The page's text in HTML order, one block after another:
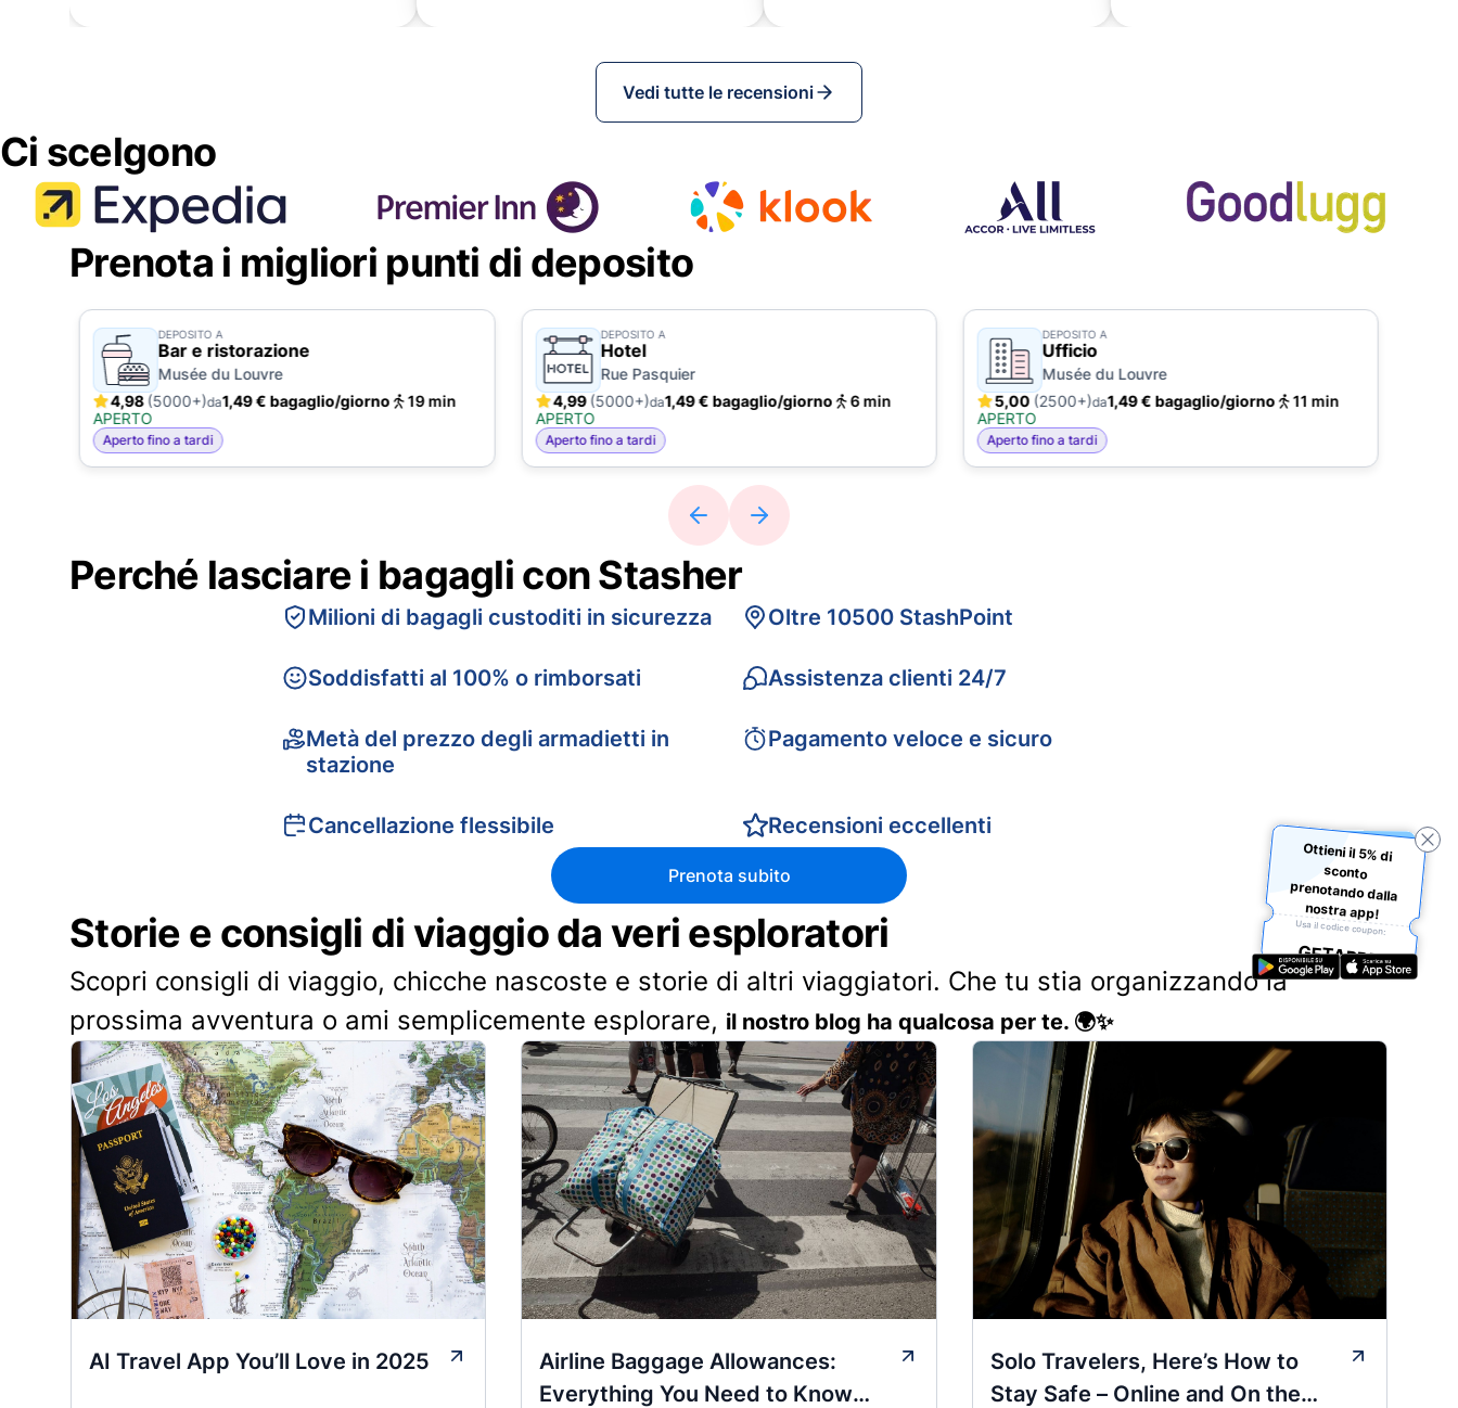
Vedi tutte le recensioni
Ci scelgono
Prenota i migliori punti di deposito
DEPOSITO A
Bar e ristorazione
Musée du Louvre
4,98(5000+)da1,49 € bagaglio/giorno
19 min
APERTO
Aperto fino a tardi
DEPOSITO A
Hotel
Rue Pasquier
4,99(5000+)da1,49 € bagaglio/giorno
6 min
APERTO
Aperto fino a tardi
DEPOSITO A
Ufficio
Musée du Louvre
5,00 (2500+)da1,49 € bagaglio/giorno
11 min
APERTO
Aperto fino a tardi
Perché lasciare i bagagli con Stasher
Milioni di bagagli custoditi in sicurezza
Soddisfatti al 100% o rimborsati
Metà del prezzo degli armadietti in
stazione
Cancellazione flessibile
Oltre 10500 StashPoint
Assistenza clienti 24/7
Pagamento veloce e sicuro
Recensioni eccellenti
Prenota subito
Storie e consigli di viaggio da veri esploratori
Scopri consigli di viaggio, chicche nascoste e storie di altri viaggiatori. Che tu stia organizzando la
prossima avventura o ami semplicemente esplorare, il nostro blog ha qualcosa per te. 🌍✨
AI Travel App You’ll Love in 2025
Airline Baggage Allowances:
Everything You Need to Know
Solo Travelers, Here’s How to
Stay Safe – Online and On the
Ottieni il 5% di
sconto
prenotando dalla
nostra app!
Usa il codice coupon:
GETAPP5